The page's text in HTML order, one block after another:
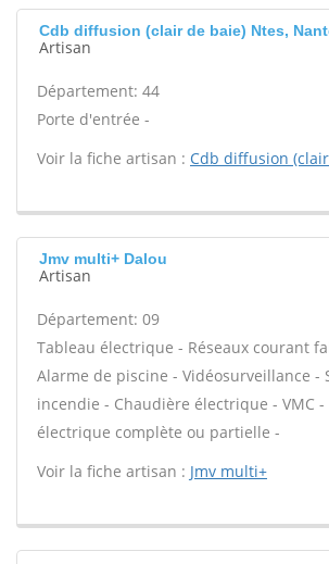
Cdb diffusion (clair de baie) Ntes,
Artisan
Département: 44
Porte d'entrée -
Voir la fiche artisan : Cdb diffusion
Jmv multi+ Dalou
Artisan
Département: 09
Tableau électrique - Réseaux courant
Alarme de piscine - Vidéosurveillance -
incendie - Chaudière électrique - VMC -
électrique complète ou partielle -
Voir la fiche artisan : Jmv multi+